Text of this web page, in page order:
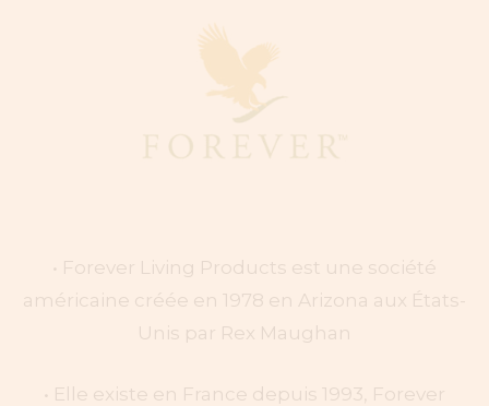
• Forever Living Products est une société
américaine créée en 1978 en Arizona aux États-
Unis par Rex Maughan
​• Elle existe en France depuis 1993, Forever